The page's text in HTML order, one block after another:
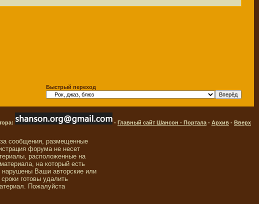
Быстрый переход
- Главный сайт Шансон - Портала - Архив - Вверх
сообщения, размещенные
форума не несет
расположенные на
на который есть
Ваши авторские или
готовы удалить
Пожалуйста